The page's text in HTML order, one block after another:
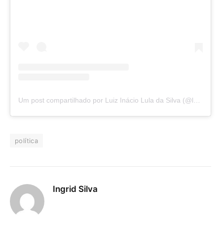
Um post compartilhado por Luiz Inácio Lula da Silva (@lulaoficial)
política
Ingrid Silva